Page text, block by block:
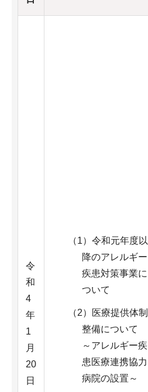
令
和
4
年
1
月
20
日
（1）令和元年度以
降のアレルギー
疾患対策事業に
ついて
（2）医療提供体制
整備について
～アレルギー疾
患医療連携協力
病院の設置～